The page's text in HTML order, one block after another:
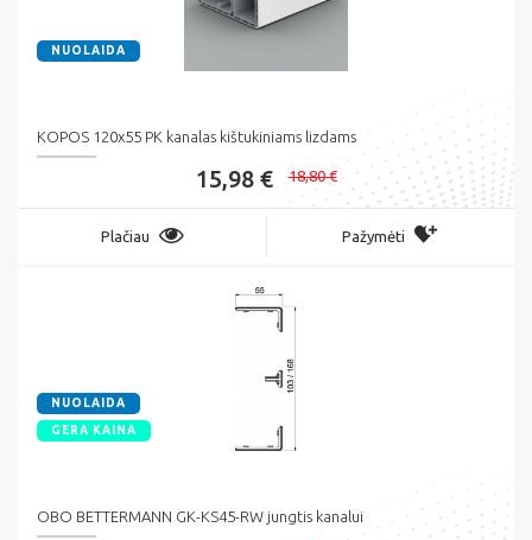
NUOLAIDA
KOPOS 120x55 PK kanalas kištukiniams lizdams
15,98 € 18,80 €
Plačiau Pažymėti
NUOLAIDA
GERA KAINA
OBO BETTERMANN GK-KS45-RW jungtis kanalui